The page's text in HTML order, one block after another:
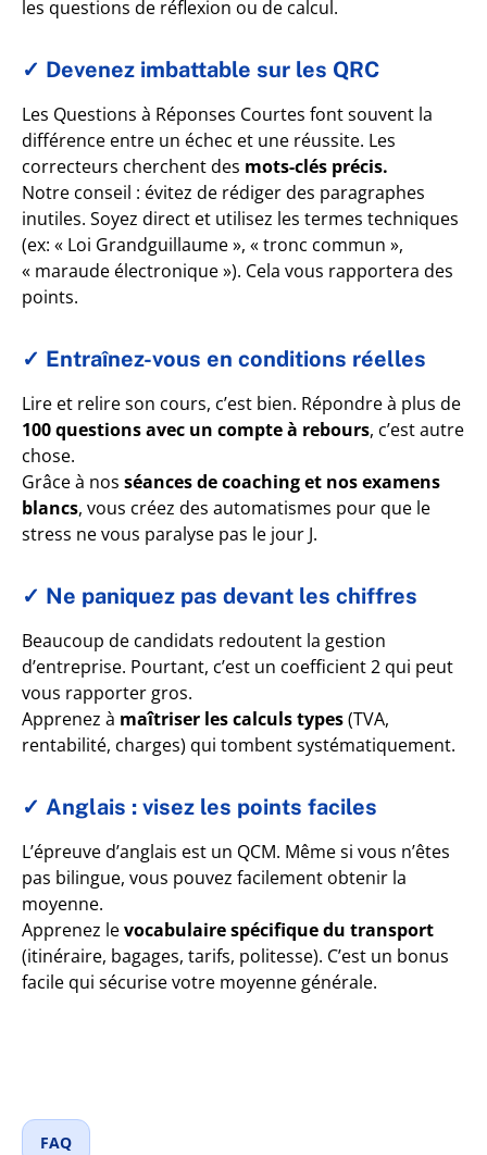
les questions de réflexion ou de calcul.
✓ Devenez imbattable sur les QRC
Les Questions à Réponses Courtes font souvent la
différence entre un échec et une réussite. Les
correcteurs cherchent des mots-clés précis.
Notre conseil : évitez de rédiger des paragraphes
inutiles. Soyez direct et utilisez les termes techniques
(ex: « Loi Grandguillaume », « tronc commun »,
« maraude électronique »). Cela vous rapportera des
points.
✓ Entraînez-vous en conditions réelles
Lire et relire son cours, c’est bien. Répondre à plus de
100 questions avec un compte à rebours, c’est autre
chose.
Grâce à nos séances de coaching et nos examens
blancs, vous créez des automatismes pour que le
stress ne vous paralyse pas le jour J.
✓ Ne paniquez pas devant les chiffres
Beaucoup de candidats redoutent la gestion
d’entreprise. Pourtant, c’est un coefficient 2 qui peut
vous rapporter gros.
Apprenez à maîtriser les calculs types(TVA,
rentabilité, charges) qui tombent systématiquement.
✓ Anglais : visez les points faciles
L’épreuve d’anglais est un QCM. Même si vous n’êtes
pas bilingue, vous pouvez facilement obtenir la
moyenne.
Apprenez levocabulaire spécifique du transport
(itinéraire, bagages, tarifs, politesse). C’est un bonus
facile qui sécurise votre moyenne générale.
FAQ